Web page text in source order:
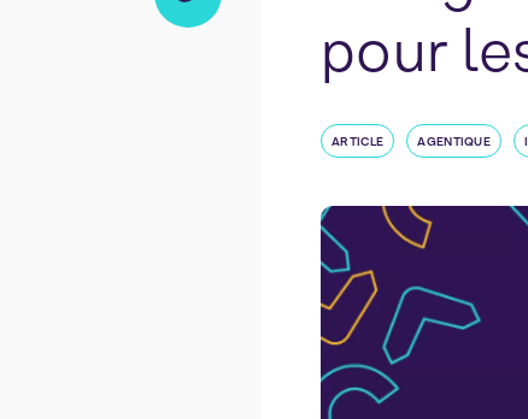
pour
ARTICLE AGENTIQUE